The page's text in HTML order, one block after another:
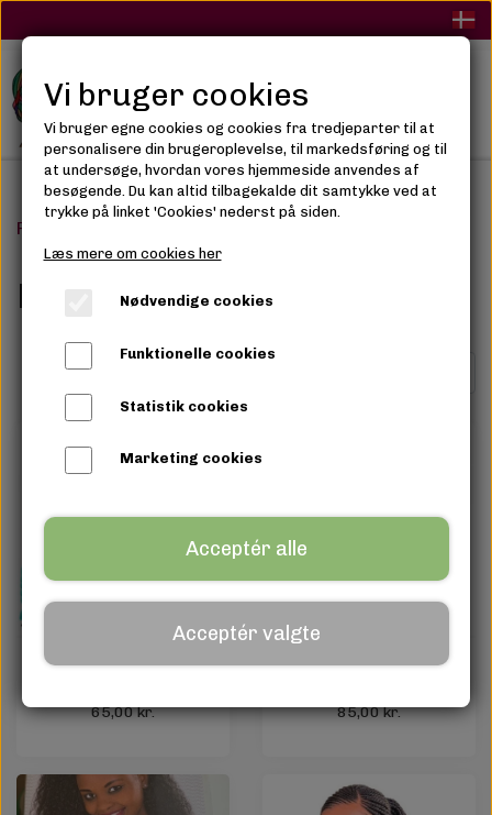
Forside
Fletninger
Afro Danish Braiding
65,00 kr.
Afro Danish Braiding
85,00 kr.
Vi bruger cookies
Vi bruger egne cookies og cookies fra tredjeparter til at
personalisere din brugeroplevelse, til markedsføring og til
at undersøge, hvordan vores hjemmeside anvendes af
besøgende. Du kan altid tilbagekalde dit samtykke ved at
trykke på linket 'Cookies' nederst på siden.
Læs mere om cookies her
Nødvendige cookies
Funktionelle cookies
Statistik cookies
Marketing cookies
Acceptér alle
Acceptér valgte